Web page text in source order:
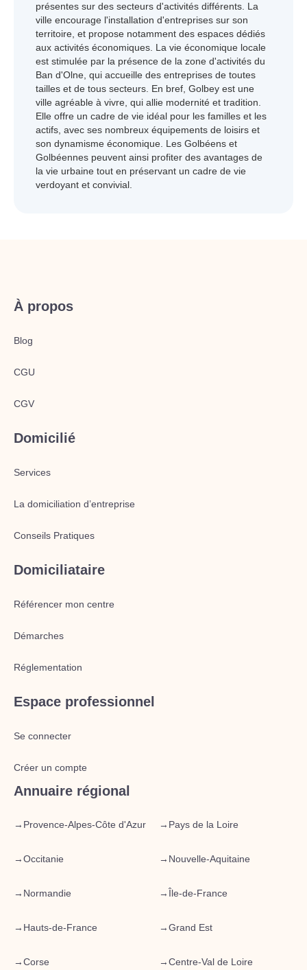
présentes sur des secteurs d'activités différents. La
ville encourage l'installation d'entreprises sur son
territoire, et propose notamment des espaces dédiés
aux activités économiques. La vie économique locale
est stimulée par la présence de la zone d'activités du
Ban d'Olne, qui accueille des entreprises de toutes
tailles et de tous secteurs. En bref, Golbey est une
ville agréable à vivre, qui allie modernité et tradition.
Elle offre un cadre de vie idéal pour les familles et les
actifs, avec ses nombreux équipements de loisirs et
son dynamisme économique. Les Golbéens et
Golbéennes peuvent ainsi profiter des avantages de
la vie urbaine tout en préservant un cadre de vie
verdoyant et convivial.
À propos
Blog
CGU
CGV
Domicilié
Services
La domiciliation d’entreprise
Conseils Pratiques
Domiciliataire
Référencer mon centre
Démarches
Réglementation
Espace professionnel
Se connecter
Créer un compte
Annuaire régional
→ Provence-Alpes-Côte d'Azur → Pays de la Loire
→Occitanie → Nouvelle-Aquitaine
→ Normandie → Île-de-France
→ Hauts-de-France →Grand Est
→Corse →Centre-Val de Loire